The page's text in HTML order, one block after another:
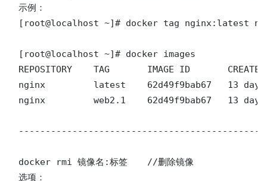
示例：
[root@localhost ~]# docker tag nginx:latest
[root@localhost ~]# docker images
REPOSITORY    TAG       IMAGE ID
nginx         latest    62d49f9bab67   13 days
nginx         web2.1    62d49f9bab67   13 days
docker rmi 镜像名:标签	//删除镜像
选项：